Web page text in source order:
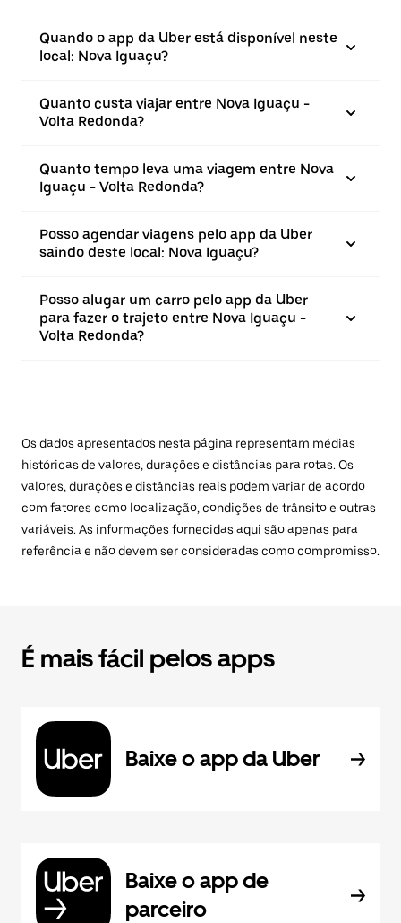
Quando o app da Uber está disponível neste
local: Nova Iguaçu?
Quanto custa viajar entre Nova Iguaçu -
Volta Redonda?
Quanto tempo leva uma viagem entre Nova
Iguaçu - Volta Redonda?
Posso agendar viagens pelo app da Uber
saindo deste local: Nova Iguaçu?
Posso alugar um carro pelo app da Uber
para fazer o trajeto entre Nova Iguaçu -
Volta Redonda?
Os dados apresentados nesta página representam médias
históricas de valores, durações e distâncias para rotas. Os
valores, durações e distâncias reais podem variar de acordo
com fatores como localização, condições de trânsito e outras
variáveis. As informações fornecidas aqui são apenas para
referência e não devem ser consideradas como compromisso.
É mais fácil pelos apps
Baixe o app da Uber
Baixe o app de
parceiro